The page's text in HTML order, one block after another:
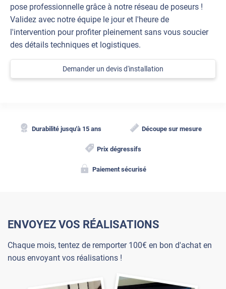
pose professionnelle grâce à notre réseau de poseurs !
Validez avec notre équipe le jour et l'heure de
l'intervention pour profiter pleinement sans vous soucier
des détails techniques et logistiques.
Demander un devis d'installation
Durabilité jusqu'à 15 ans Découpe sur mesure
Prix dégressifs
Paiement sécurisé
ENVOYEZ VOS RÉALISATIONS
Chaque mois, tentez de remporter 100€ en bon d'achat en
nous envoyant vos réalisations !